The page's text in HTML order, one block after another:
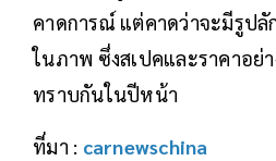
คาดการณ์ แต่คาดว่าจะมีรูป
ในภาพ ซึ่งสเปคและราคาอย่า
ทราบกันในปีหน้า
ที่มา : carnewschina